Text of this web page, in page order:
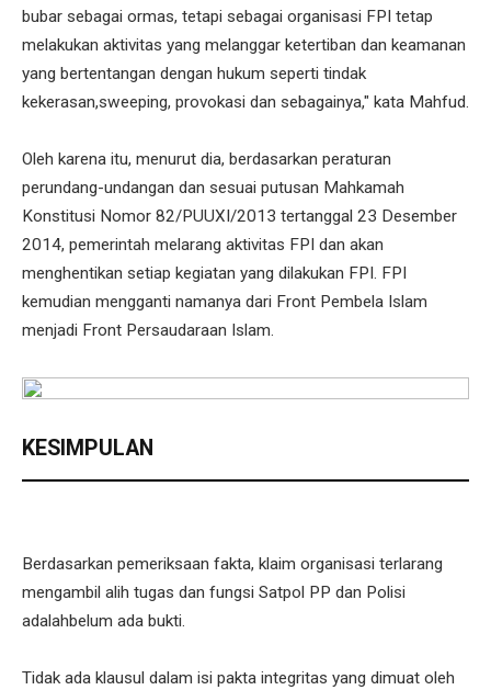
bubar sebagai ormas, tetapi sebagai organisasi FPI tetap
melakukan aktivitas yang melanggar ketertiban dan keamanan
yang bertentangan dengan hukum seperti tindak
kekerasan,sweeping, provokasi dan sebagainya," kata Mahfud.
Oleh karena itu, menurut dia, berdasarkan peraturan
perundang-undangan dan sesuai putusan Mahkamah
Konstitusi Nomor 82/PUUXI/2013 tertanggal 23 Desember
2014, pemerintah melarang aktivitas FPI dan akan
menghentikan setiap kegiatan yang dilakukan FPI. FPI
kemudian mengganti namanya dari Front Pembela Islam
menjadi Front Persaudaraan Islam.
KESIMPULAN
Berdasarkan pemeriksaan fakta, klaim organisasi terlarang
mengambil alih tugas dan fungsi Satpol PP dan Polisi
adalahbelum ada bukti.
Tidak ada klausul dalam isi pakta integritas yang dimuat oleh